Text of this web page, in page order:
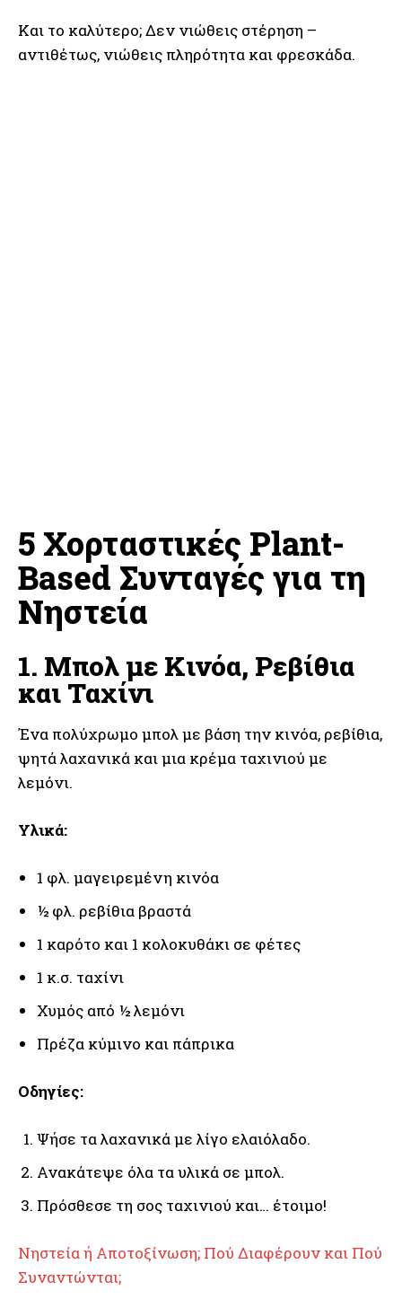
Και το καλύτερο; Δεν νιώθεις στέρηση –
αντιθέτως, νιώθεις πληρότητα και φρεσκάδα.
5 Χορταστικές Plant-
Based Συνταγές για τη
Νηστεία
1. Μπολ με Κινόα, Ρεβίθια
και Ταχίνι
Ένα πολύχρωμο μπολ με βάση την κινόα, ρεβίθια,
ψητά λαχανικά και μια κρέμα ταχινιού με
λεμόνι.
Υλικά:
1 φλ. μαγειρεμένη κινόα
½ φλ. ρεβίθια βραστά
1 καρότο και 1 κολοκυθάκι σε φέτες
1 κ.σ. ταχίνι
Χυμός από ½ λεμόνι
Πρέζα κύμινο και πάπρικα
Οδηγίες:
Ψήσε τα λαχανικά με λίγο ελαιόλαδο.
Ανακάτεψε όλα τα υλικά σε μπολ.
Πρόσθεσε τη σος ταχινιού και… έτοιμο!
Νηστεία ή Αποτοξίνωση; Πού Διαφέρουν και Πού
Συναντώνται;